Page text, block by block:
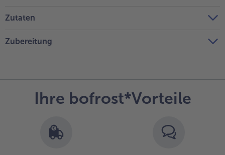
Zutaten
Zubereitung
Ihre bofrost*Vorteile